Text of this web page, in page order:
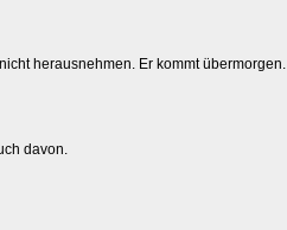
herausnehmen. Er kommt übermorgen.
davon.